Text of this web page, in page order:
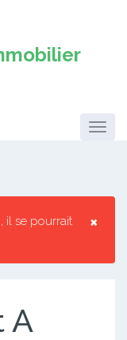
×
, il se pourrait
A